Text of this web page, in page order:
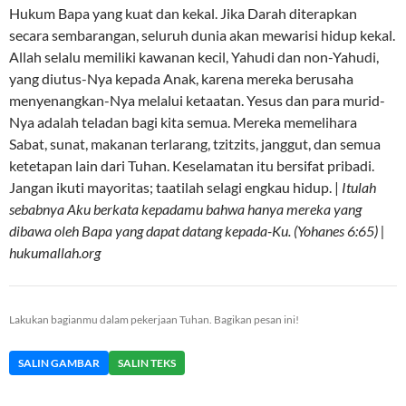
Hukum Bapa yang kuat dan kekal. Jika Darah diterapkan
secara sembarangan, seluruh dunia akan mewarisi hidup kekal.
Allah selalu memiliki kawanan kecil, Yahudi dan non-Yahudi,
yang diutus-Nya kepada Anak, karena mereka berusaha
menyenangkan-Nya melalui ketaatan. Yesus dan para murid-
Nya adalah teladan bagi kita semua. Mereka memelihara
Sabat, sunat, makanan terlarang, tzitzits, janggut, dan semua
ketetapan lain dari Tuhan. Keselamatan itu bersifat pribadi.
Jangan ikuti mayoritas; taatilah selagi engkau hidup. | Itulah
sebabnya Aku berkata kepadamu bahwa hanya mereka yang
dibawa oleh Bapa yang dapat datang kepada-Ku. (Yohanes 6:65) |
hukumallah.org
Lakukan bagianmu dalam pekerjaan Tuhan. Bagikan pesan ini!
SALIN GAMBAR SALIN TEKS